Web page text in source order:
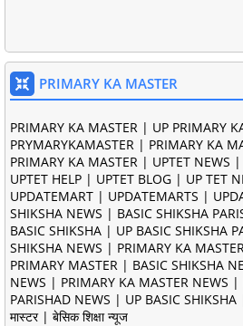
PRIMARY KA MASTER
PRIMARY KA MASTER | UP PRIMARY
PRYMARYKAMASTER | PRIMARY KA
PRIMARY KA MASTER | UPTET NEWS
UPTET HELP | UPTET BLOG | UP TET
UPDATEMART | UPDATEMARTS |
SHIKSHA NEWS | BASIC SHIKSHA
BASIC SHIKSHA | UP BASIC SHIKSHA
SHIKSHA NEWS | PRIMARY KA
PRIMARY MASTER | BASIC SHIKSHA
NEWS | PRIMARY KA MASTER NEWS |
PARISHAD NEWS | UP BASIC SHIKSHA
मास्टर | बेसिक शिक्षा न्यूज